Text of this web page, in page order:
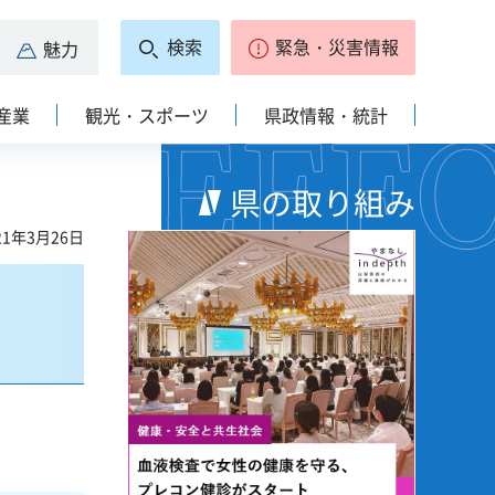
魅力 検索 緊急・災害情報
業 観光・スポーツ 県政情報・統計
年3月26日
県の取り組み